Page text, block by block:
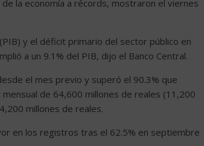
la economía a récords, mostraron el viernes
y el déficit primario del sector público en
a un 9.1% del PIB, dijo el Banco Central.
el mes previo y superó el 90.3% que
de 64,600 millones de reales (11,200
millones de reales.
en los registros tras el 62.5% en septiembre